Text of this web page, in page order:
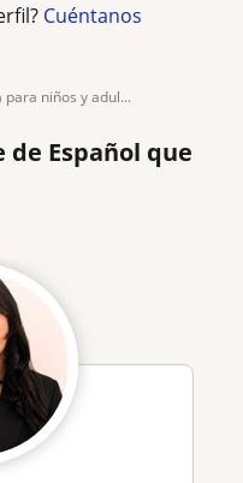
Cuéntanos
para niños y adul...
Español que